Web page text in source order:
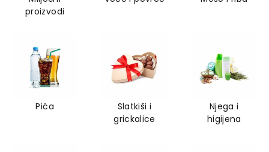
proizvodi
Pića
Slatkiši i
grickalice
Njega i
higijena